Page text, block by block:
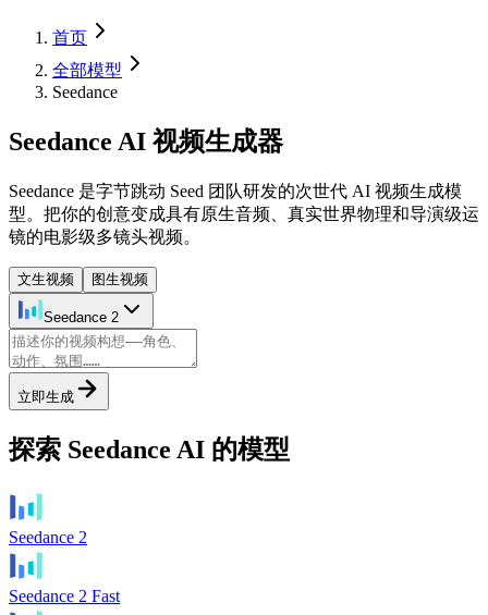
首页
全部模型
Seedance
Seedance AI 视频生成器
Seedance 是字节跳动 Seed 团队研发的次世代 AI 视频生成模
型。把你的创意变成具有原生音频、真实世界物理和导演级运
镜的电影级多镜头视频。
文生视频 图生视频
Seedance 2
立即生成
探索 Seedance AI 的模型
Seedance 2
Seedance 2 Fast